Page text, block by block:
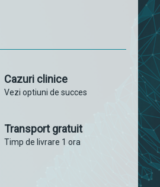
Cazuri clinice
Vezi optiuni de succes
Transport gratuit
Timp de livrare 1 ora